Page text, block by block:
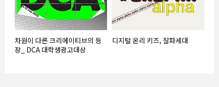
차원이 다른 크리에이티브의 등
장_ DCA 대학생광고대상
디지털 온리 키즈, 잘파세대